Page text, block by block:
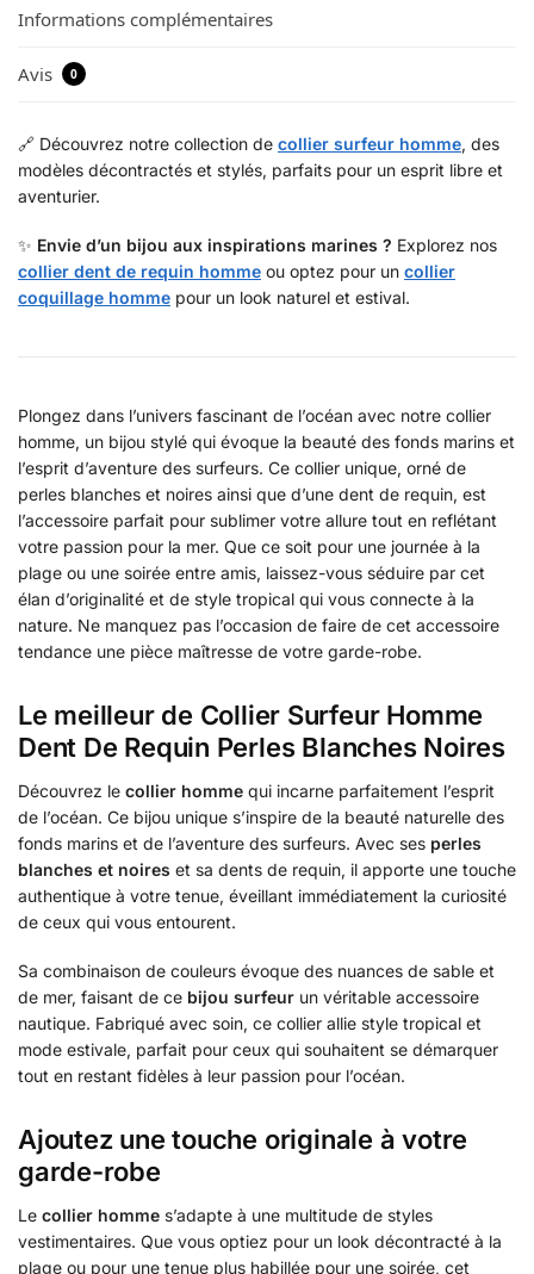
Informations complémentaires
Avis 0
🔗 Découvrez notre collection de collier surfeur homme, des
modèles décontractés et stylés, parfaits pour un esprit libre et
aventurier.
✨ Envie d’un bijou aux inspirations marines ? Explorez nos
collier dent de requin homme ou optez pour un collier
coquillage homme pour un look naturel et estival.
Plongez dans l’univers fascinant de l’océan avec notre collier
homme, un bijou stylé qui évoque la beauté des fonds marins et
l’esprit d’aventure des surfeurs. Ce collier unique, orné de
perles blanches et noires ainsi que d’une dent de requin, est
l’accessoire parfait pour sublimer votre allure tout en reflétant
votre passion pour la mer. Que ce soit pour une journée à la
plage ou une soirée entre amis, laissez-vous séduire par cet
élan d’originalité et de style tropical qui vous connecte à la
nature. Ne manquez pas l’occasion de faire de cet accessoire
tendance une pièce maîtresse de votre garde-robe.
Le meilleur de Collier Surfeur Homme
Dent De Requin Perles Blanches Noires
Découvrez le collier homme qui incarne parfaitement l’esprit
de l’océan. Ce bijou unique s’inspire de la beauté naturelle des
fonds marins et de l’aventure des surfeurs. Avec ses perles
blanches et noires et sa dents de requin, il apporte une touche
authentique à votre tenue, éveillant immédiatement la curiosité
de ceux qui vous entourent.
Sa combinaison de couleurs évoque des nuances de sable et
de mer, faisant de ce bijou surfeur un véritable accessoire
nautique. Fabriqué avec soin, ce collier allie style tropical et
mode estivale, parfait pour ceux qui souhaitent se démarquer
tout en restant fidèles à leur passion pour l’océan.
Ajoutez une touche originale à votre
garde-robe
Le collier homme s’adapte à une multitude de styles
vestimentaires. Que vous optiez pour un look décontracté à la
plage ou pour une tenue plus habillée pour une soirée, cet